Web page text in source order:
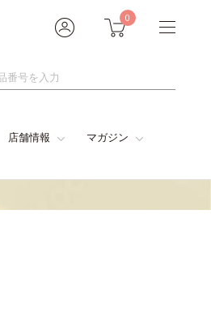
0
店舗情報 マガジン